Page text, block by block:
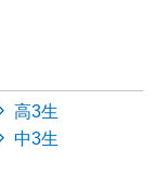
高3生
中3生